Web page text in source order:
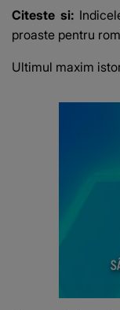
Citeste si:
proaste pentru
Ultimul maxim